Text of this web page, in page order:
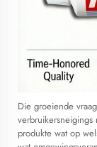
Die groeiende
produkte wat op